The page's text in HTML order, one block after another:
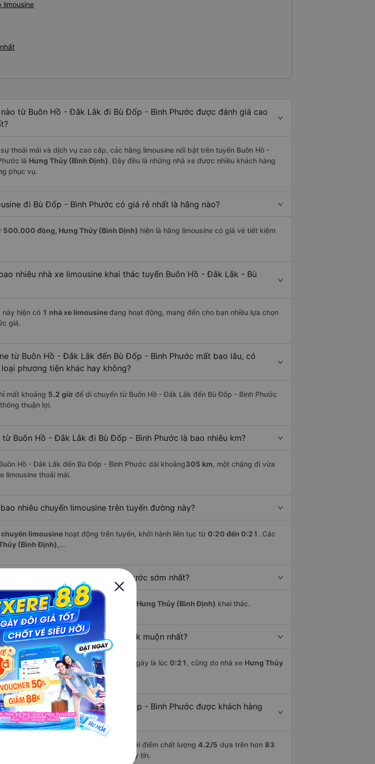
limousine
nào từ Buôn Hồ - Đắk Lắk đi Bù Đốp - Bình Phước được đánh giá cao
thoải mái và dịch vụ cao cấp, các hãng limousine nổi bật trên tuyến Buôn Hồ -
là Hưng Thủy (Bình Định). Đây đều là những nhà xe được nhiều khách hàng
phục vụ.
đi Bù Đốp - Bình Phước có giá rẻ nhất là hãng nào?
500.000 đồng, Hưng Thủy (Bình Định) hiện là hãng limousine có giá vé tiết kiệm
nhiêu nhà xe limousine khai thác tuyến Buôn Hồ - Đắk Lắk - Bù
hiện có 1 nhà xe limousineđang hoạt động, mang đến cho bạn nhiều lựa chọn
giá.
từ Buôn Hồ - Đắk Lắk đến Bù Đốp - Bình Phước mất bao lâu, có
phương tiện khác hay không?
mất khoảng 5.2 giờ để di chuyển từ Buôn Hồ - Đắk Lắk đến Bù Đốp - Bình Phước
thuận lợi.
từ Buôn Hồ - Đắk Lắk đi Bù Đốp - Bình Phước là bao nhiêu km?
Hồ - Đắk Lắk đến Bù Đốp - Bình Phước dài khoảng305 km, một chặng đi vừa
limousine thoải mái.
nhiêu chuyến limousine trên tuyến đường này?
limousine hoạt động trên tuyến, khởi hành liên tục từ0:20 đến 0:21 . Các
(Bình Định),...
nào khởi hành từ Bù Đốp - Bình Phước sớm nhất?
sớm nhất khởi hành lúc0:20 , do nhà xe Hưng Thủy (Bình Định) khai thác.
nào khởi hành từ Buôn Hồ - Đắk Lắk muộn nhất?
muộn, lựa chọn cuối cùng trong ngày là lúc 0:21 , cũng do nhà xe Hưng Thủy
nào từ Buôn Hồ - Đắk Lắk đi Bù Đốp - Bình Phước được khách hàng
nổi bật nhất với điểm chất lượng 4.2/5 dựa trên hơn 83
minh chứng cho dịch vụ cao cấp và uy tín.